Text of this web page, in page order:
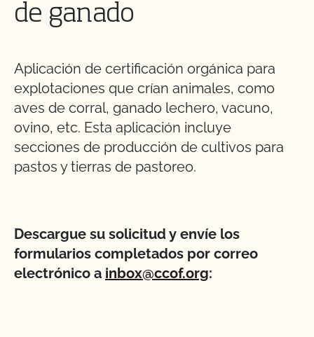
de ganado
Aplicación de certificación orgánica para
explotaciones que crían animales, como
aves de corral, ganado lechero, vacuno,
ovino, etc. Esta aplicación incluye
secciones de producción de cultivos para
pastos y tierras de pastoreo.
Descargue su solicitud y envíe los
formularios completados por correo
electrónico a inbox@ccof.org: